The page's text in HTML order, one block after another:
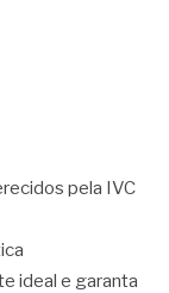
pela IVC
ideal e garanta